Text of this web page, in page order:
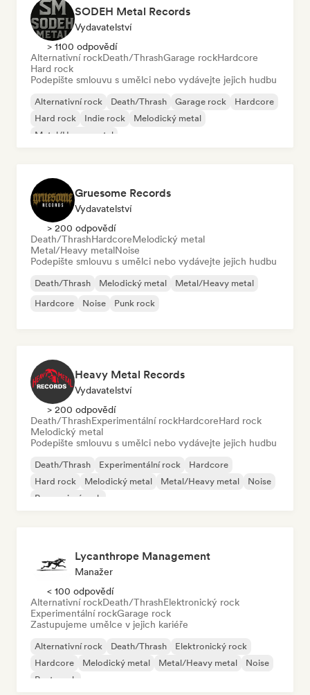
SODEH Metal Records
Vydavatelství
> 1100 odpovědí
Alternativní rockDeath/ThrashGarage rockHardcore
Hard rock
Podepište smlouvu s umělci nebo vydávejte jejich hudbu
Alternativní rock Death/Thrash Garage rock
Hardcore
Hard rock
Indie rock
Melodický metal
Metal/Heavy metal
Gruesome Records
Vydavatelství
> 200 odpovědí
Death/ThrashHardcoreMelodický metal
Metal/Heavy metalNoise
Podepište smlouvu s umělci nebo vydávejte jejich hudbu
Death/Thrash Melodický metal
Metal/Heavy metal
Hardcore
Noise Punk rock
Heavy Metal Records
Vydavatelství
> 200 odpovědí
Death/ThrashExperimentální rockHardcoreHard rock
Melodický metal
Podepište smlouvu s umělci nebo vydávejte jejich hudbu
Death/Thrash Experimentální rock
Hardcore
Hard rock
Melodický metal Metal/Heavy metal
Noise
Progresivní rock
Lycanthrope Management
Manažer
< 100 odpovědí
Alternativní rockDeath/ThrashElektronický rock
Experimentální rockGarage rock
Zastupujeme umělce v jejich kariéře
Alternativní rock Death/Thrash
Elektronický rock
Hardcore
Melodický metal Metal/Heavy metal
Noise
Post-punk